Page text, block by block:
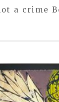
a crime